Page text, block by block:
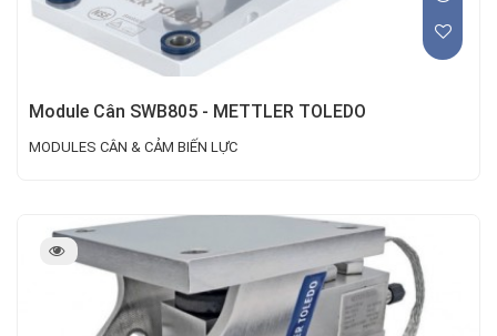
Module Cân SWB805 - METTLER TOLEDO
MODULES CÂN & CẢM BIẾN LỰC